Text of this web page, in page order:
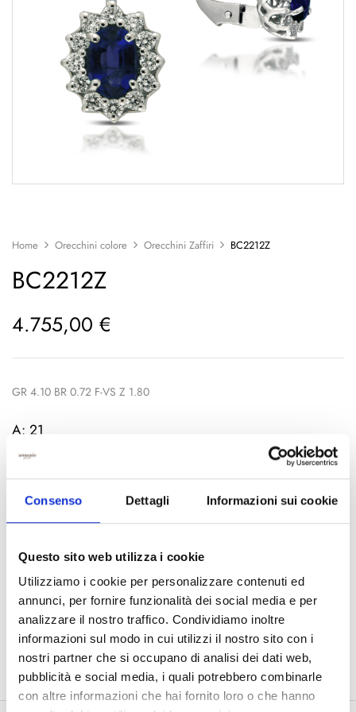
Consenso Dettagli Informazioni sui cookie
Questo sito web utilizza i cookie
Utilizziamo i cookie per personalizzare contenuti ed
annunci, per fornire funzionalità dei social media e per
analizzare il nostro traffico. Condividiamo inoltre
informazioni sul modo in cui utilizzi il nostro sito con i
nostri partner che si occupano di analisi dei dati web,
pubblicità e social media, i quali potrebbero combinarle
con altre informazioni che hai fornito loro o che hanno
Home Orecchini colore Orecchini Zaffiri BC2212Z
BC2212Z
4.755,00 €
GR 4.10 BR 0.72 F-VS Z 1.80
A: 21
COD:BC2212Z
Categorie: Orecchini Colore,Orecchini Zaffiri
Condividi: